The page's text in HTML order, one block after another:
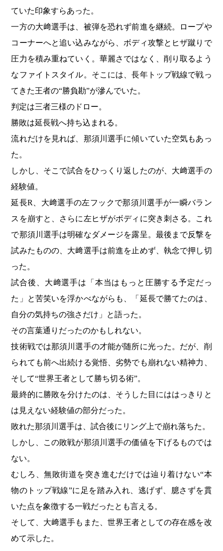
ていた印象すらあった。
一方の大﨑選手は、被弾を恐れず前進を継続。ロープや
コーナーへと追い込みながら、ボディ攻撃とヒザ蹴りで
圧力を積み重ねていく。華麗さではなく、削り取るよう
なファイトスタイル。そこには、長年トップ戦線で戦っ
てきた王者の“勝負勘”が滲んでいた。
判定は三者三様のドロー。
勝敗は延長戦へ持ち込まれる。
流れだけを見れば、那須川選手に傾いていた空気もあっ
た。
しかし、そこで試合をひっくり返したのが、大﨑選手の
経験値。
延長R、大﨑選手の左フックで那須川選手が一瞬バラン
スを崩すと、さらに左ヒザがボディに突き刺さる。これ
で那須川選手は明確なダメージを露呈。最後まで反撃を
試みたものの、大﨑選手は前進を止めず、執念で押し切
った。
試合後、大﨑選手は「本当はもっと圧勝する予定だっ
た」と苦笑いを浮かべながらも、「延長で勝てたのは、
自分の気持ちの強さだけ」と語った。
その言葉通りだったのかもしれない。
技術戦では那須川選手の才能が随所に光った。だが、削
られても前へ出続ける覚悟、劣勢でも崩れない精神力、
そして“世界王者として勝ち切る術”。
最終的に勝敗を分けたのは、そうした目にははっきりと
は見えない経験値の部分だった。
敗れた那須川選手は、試合後にリング上で崩れ落ちた。
しかし、この敗戦が那須川選手の価値を下げるものでは
ない。
むしろ、無敗街道を突き進むだけでは辿り着けない“本
物のトップ戦線”に足を踏み入れ、逃げず、臆さずを貫
いた点を象徴する一戦だったとも言える。
そして、大﨑選手もまた、世界王者としての存在感を改
めて示した。